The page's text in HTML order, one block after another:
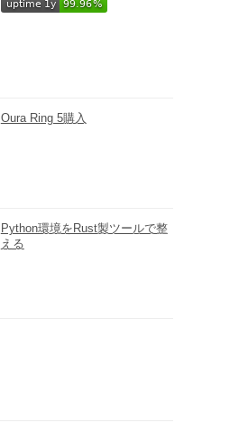
Oura Ring 5購入
Python環境をRust製ツールで整
える